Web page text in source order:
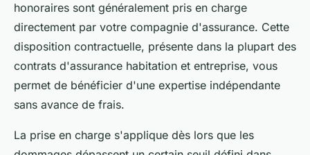
honoraires sont généralement pris en charge
directement par votre compagnie d'assurance. Cette
disposition contractuelle, présente dans la plupart des
contrats d'assurance habitation et entreprise, vous
permet de bénéficier d'une expertise indépendante
sans avance de frais.
La prise en charge s'applique dès lors que les